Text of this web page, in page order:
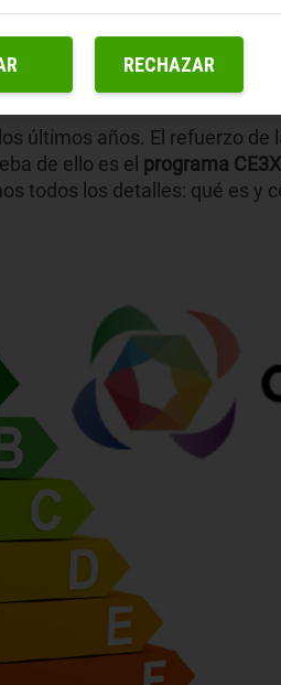
últimos años. El refuerzo de
de ello es el programa CE3X
todos los detalles: qué es y
RECHAZAR